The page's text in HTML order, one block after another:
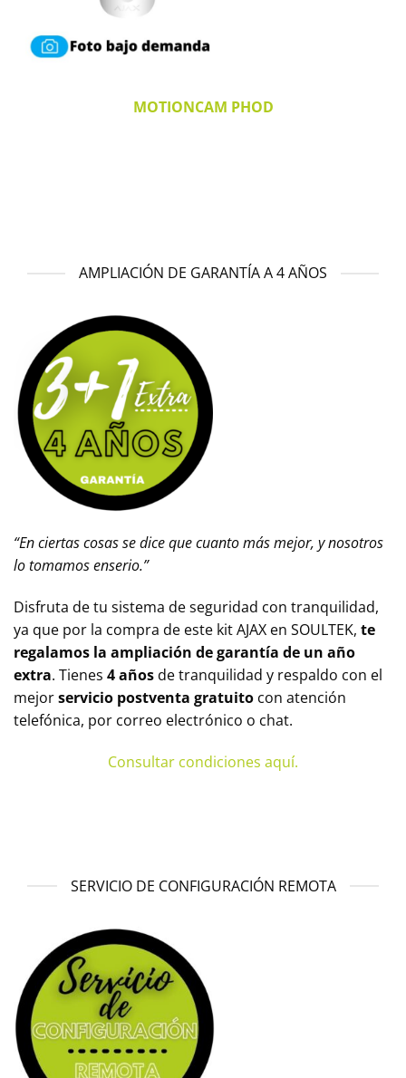
MOTIONCAM PHOD
AMPLIACIÓN DE GARANTÍA A 4 AÑOS
“En ciertas cosas se dice que cuanto más mejor, y nosotros
lo tomamos enserio.”
Disfruta de tu sistema de seguridad con tranquilidad,
ya que por la compra de este kit AJAX en SOULTEK, te
regalamos la ampliación degarantía de un año
extra. Tienes 4 añosde tranquilidad y respaldo con el
mejorservicio postventa gratuito con atención
telefónica, por correo electrónico o chat.
Consultar condiciones aquí.
SERVICIO DE CONFIGURACIÓN REMOTA